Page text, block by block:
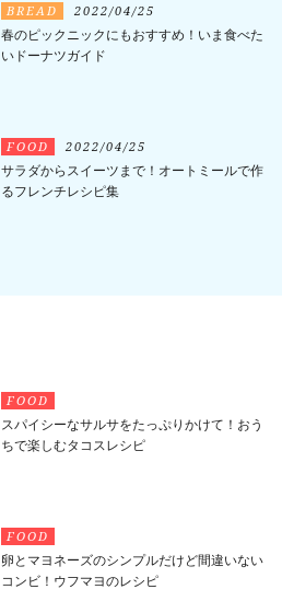
BREAD 2022/04/25
春のピックニックにもおすすめ！いま食べた
いドーナツガイド
FOOD 2022/04/25
サラダからスイーツまで！オートミールで作
るフレンチレシピ集
FOOD
スパイシーなサルサをたっぷりかけて！おう
ちで楽しむタコスレシピ
FOOD
卵とマヨネーズのシンプルだけど間違いない
コンビ！ウフマヨのレシピ